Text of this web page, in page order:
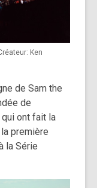
Ken
de Sam the
de
ont fait la
première
la Série